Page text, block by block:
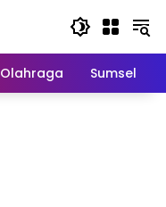
Olahraga Sumsel